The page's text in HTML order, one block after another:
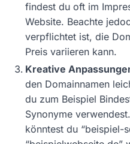
findest du oft im
Website. Beachte
verpflichtet ist, die
Preis variieren kann.
Kreative
den Domainnamen
du zum Beispiel
Synonyme
könntest du “beispiel-